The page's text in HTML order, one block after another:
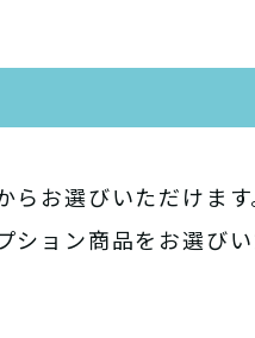
お選びいただけます
ョン商品をお選びい